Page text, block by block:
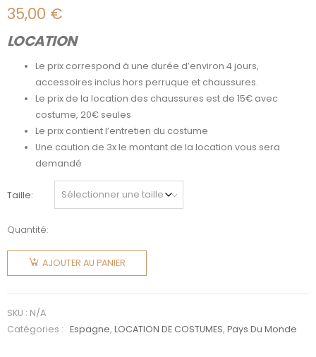
35,00 €
LOCATION
Le prix correspond à une durée d’environ 4 jours,
accessoires inclus hors perruque et chaussures.
Le prix de la location des chaussures est de 15€ avec
costume, 20€ seules
Le prix contient l’entretien du costume
Une caution de 3x le montant de la location vous sera
demandé
Taille
Quantité:
quantité
de Veuve
Camila
AJOUTER AU PANIER
SKU : N/A
Catégories :
Espagne,LOCATION DE COSTUMES,Pays Du Monde